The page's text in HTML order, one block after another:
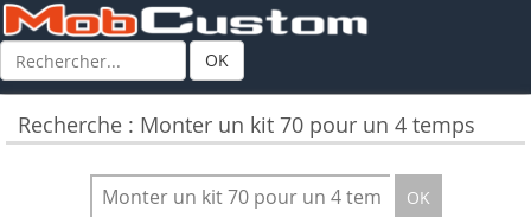
OK
Recherche : Monter un kit 70 pour un 4 temps
OK